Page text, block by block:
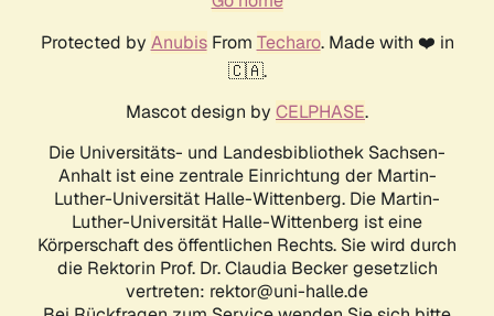
Protected by AnubisFrom Techaro. Made with ❤️ in
🇨🇦.
Mascot design by CELPHASE.
Die Universitäts- und Landesbibliothek Sachsen-
Anhalt ist eine zentrale Einrichtung der Martin-
Luther-Universität Halle-Wittenberg. Die Martin-
Luther-Universität Halle-Wittenberg ist eine
Körperschaft des öffentlichen Rechts. Sie wird durch
die Rektorin Prof. Dr. Claudia Becker gesetzlich
vertreten: rektor@uni-halle.de